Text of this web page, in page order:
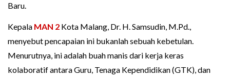
Baru.
Kepala MAN 2 Kota Malang, Dr. H. Samsudin, M.Pd.,
menyebut pencapaian ini bukanlah sebuah kebetulan.
Menurutnya, ini adalah buah manis dari kerja keras
kolaboratif antara Guru, Tenaga Kependidikan (GTK), dan